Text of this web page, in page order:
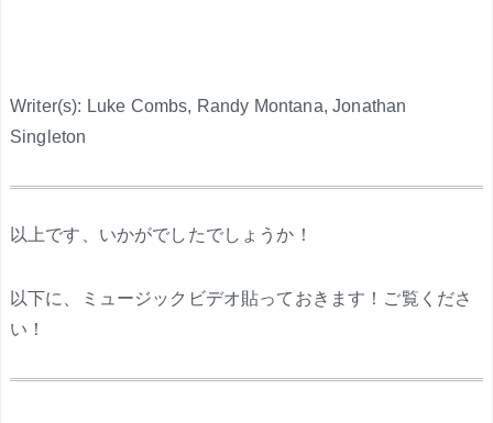
Writer(s): Luke Combs, Randy Montana, Jonathan
Singleton
以上です、いかがでしたでしょうか！
以下に、ミュージックビデオ貼っておきます！ご覧くださ
い！